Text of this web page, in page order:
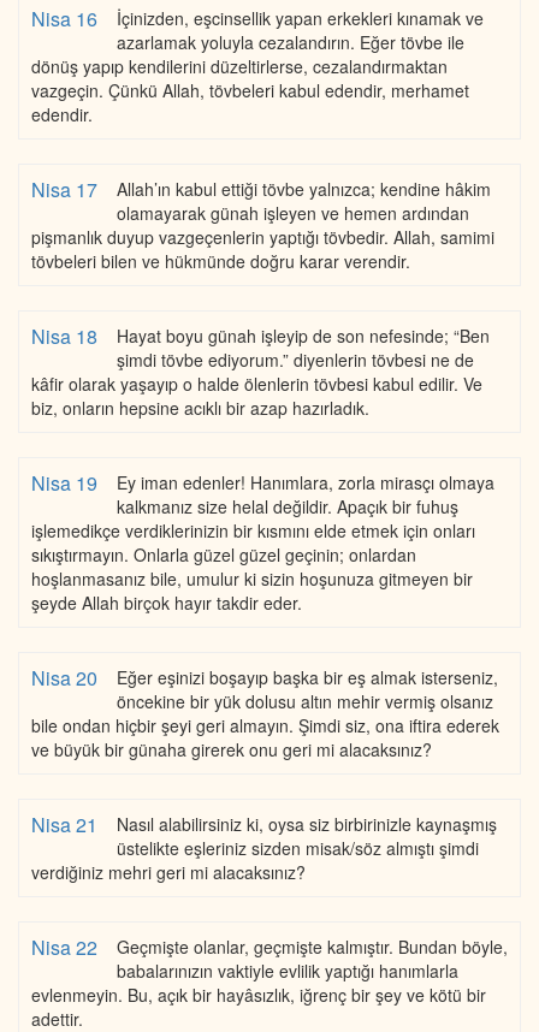
Nisa 16
İçinizden, eşcinsellik yapan erkekleri kınamak ve
azarlamak yoluyla cezalandırın. Eğer tövbe ile
dönüş yapıp kendilerini düzeltirlerse, cezalandırmaktan
vazgeçin. Çünkü Allah, tövbeleri kabul edendir, merhamet
edendir.
Nisa 17
Allah’ın kabul ettiği tövbe yalnızca; kendine hâkim
olamayarak günah işleyen ve hemen ardından
pişmanlık duyup vazgeçenlerin yaptığı tövbedir. Allah, samimi
tövbeleri bilen ve hükmünde doğru karar verendir.
Nisa 18
Hayat boyu günah işleyip de son nefesinde; “Ben
şimdi tövbe ediyorum.” diyenlerin tövbesi ne de
kâfir olarak yaşayıp o halde ölenlerin tövbesi kabul edilir. Ve
biz, onların hepsine acıklı bir azap hazırladık.
Nisa 19
Ey iman edenler! Hanımlara, zorla mirasçı olmaya
kalkmanız size helal değildir. Apaçık bir fuhuş
işlemedikçe verdiklerinizin bir kısmını elde etmek için onları
sıkıştırmayın. Onlarla güzel güzel geçinin; onlardan
hoşlanmasanız bile, umulur ki sizin hoşunuza gitmeyen bir
şeyde Allah birçok hayır takdir eder.
Nisa 20
Eğer eşinizi boşayıp başka bir eş almak isterseniz,
öncekine bir yük dolusu altın mehir vermiş olsanız
bile ondan hiçbir şeyi geri almayın. Şimdi siz, ona iftira ederek
ve büyük bir günaha girerek onu geri mi alacaksınız?
Nisa 21
Nasıl alabilirsiniz ki, oysa siz birbirinizle kaynaşmış
üstelikte eşleriniz sizden misak/söz almıştı şimdi
verdiğiniz mehri geri mi alacaksınız?
Nisa 22
Geçmişte olanlar, geçmişte kalmıştır. Bundan böyle,
babalarınızın vaktiyle evlilik yaptığı hanımlarla
evlenmeyin. Bu, açık bir hayâsızlık, iğrenç bir şey ve kötü bir
adettir.